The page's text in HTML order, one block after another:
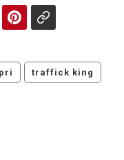
traffick king